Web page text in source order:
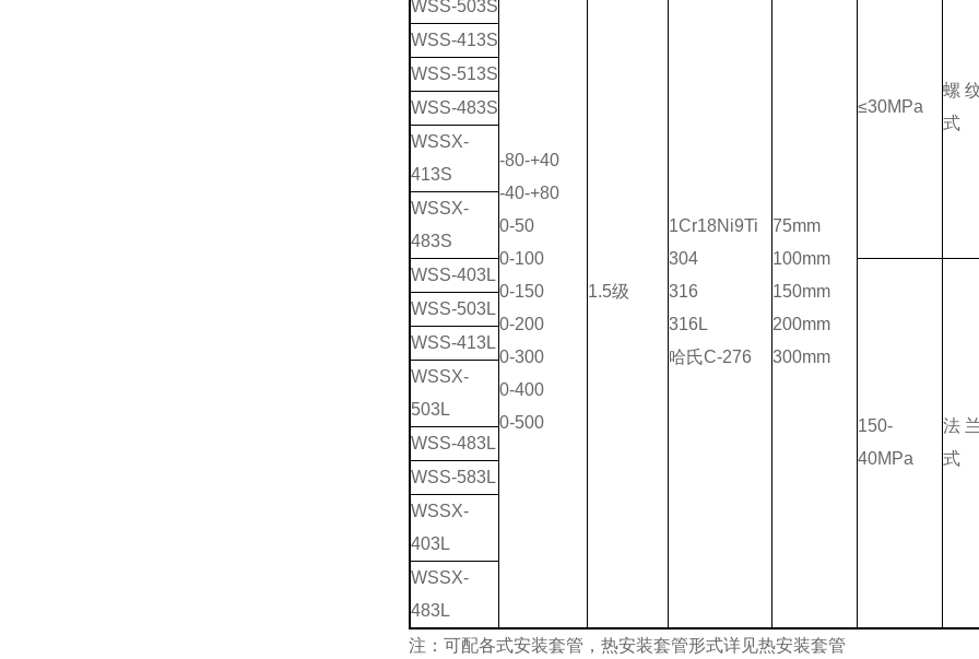
-80-+40
-40-+80
0-50
0-100
0-150
0-200
0-300
0-400
0-500
1.5级
1Cr18Ni9Ti
304
316
316L
哈氏C-276
75mm
100mm
150mm
200mm
300mm
≤30MPa
螺
式
WSS-503S
WSS-413S
WSS-513S
WSS-483S
WSSX-
413S
WSSX-
483S
WSS-403L
150-
40MPa
法
式
WSS-503L
WSS-413L
WSSX-
503L
WSS-483L
WSS-583L
WSSX-
403L
WSSX-
483L
注：可配各式安装套管，热安装套管形式详见热安装套管